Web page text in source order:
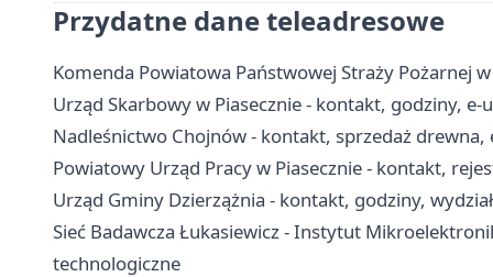
Przydatne dane teleadresowe
Komenda Powiatowa Państwowej Straży Pożarnej
Urząd Skarbowy w Piasecznie - kontakt, godziny, e-
Nadleśnictwo Chojnów - kontakt, sprzedaż drewna,
Powiatowy Urząd Pracy w Piasecznie - kontakt,
Urząd Gminy Dzierzążnia - kontakt, godziny,
Sieć Badawcza Łukasiewicz - Instytut
technologiczne